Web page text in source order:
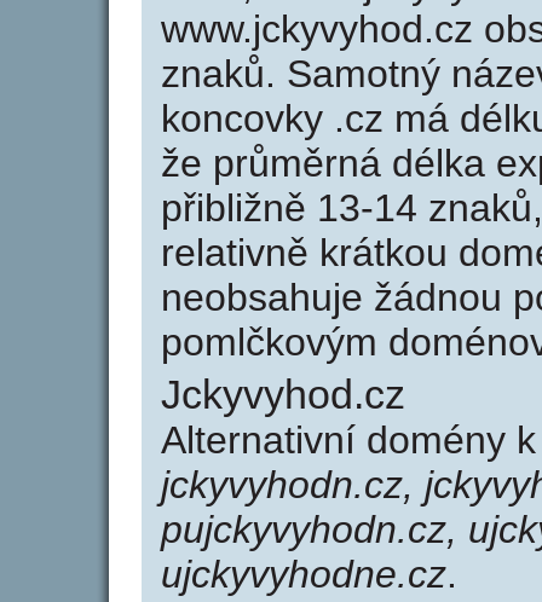
www.jckyvyhod.cz
znaků. Samotný
koncovky .cz má
že průměrná délka
přibližně 13-14
relativně krátkou
neobsahuje žádnou
pomlčkovým
Jckyvyhod.cz
Alternativní domény
jckyvyhodn.cz,
pujckyvyhodn.cz,
ujckyvyhodne.cz.